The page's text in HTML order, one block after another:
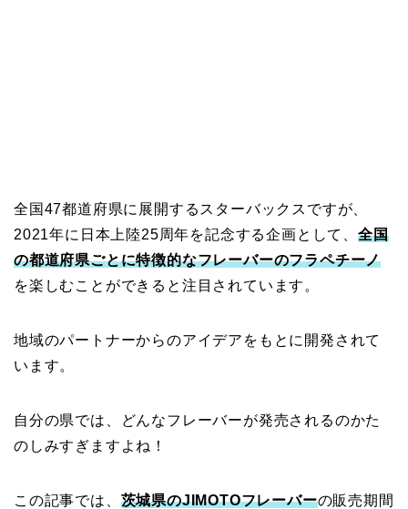
全国47都道府県に展開するスターバックスですが、
2021年に日本上陸25周年を記念する企画として、 全国
の都道府県ごとに特徴的なフレーバーのフラペチーノ
を楽しむことができると注目されています。
地域のパートナーからのアイデアをもとに開発されて
います。
自分の県では、どんなフレーバーが発売されるのかた
のしみすぎますよね！
この記事では、 茨城県のJIMOTOフレーバーの販売期間